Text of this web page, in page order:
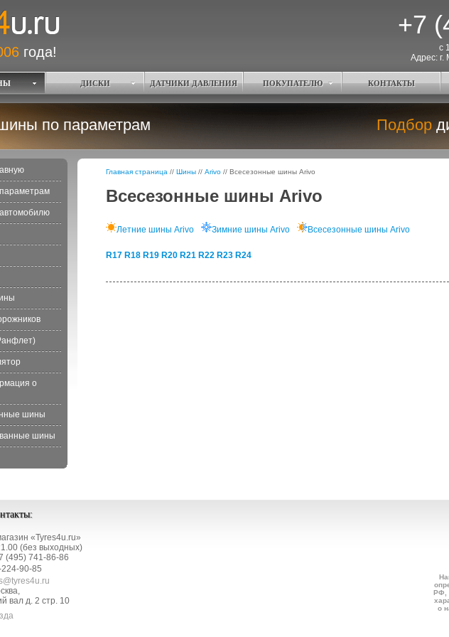
+7
года!
с
Адрес: г.
ДИСКИ ДАТЧИКИ ДАВЛЕНИЯ ПОКУПАТЕЛЮ КОНТАКТЫ
по параметрам Подбор
о
шины
шины
Главная страница // Шины // Arivo // Всесезонные шины Arivo
Всесезонные шины Arivo
Летние шины Arivo Зимние шины Arivo Всесезонные шины Arivo
R17 R18 R19 R20 R21 R22 R23 R24
«Tyres4u.ru»
(без выходных)
(495) 741-86-86
90-85
вал д. 2 стр. 10
РФ,
о